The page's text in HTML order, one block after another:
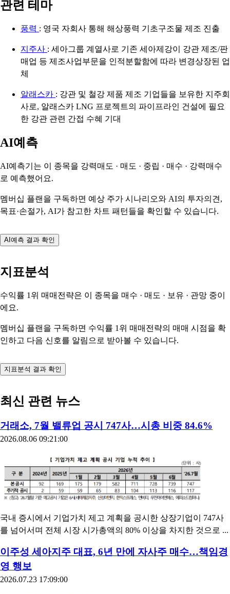
관련 테마
풍력 : 영국 자회사 통해 해상풍력 기초구조물 제조 진출
지주사 : 세아그룹 계열사로 기존 세아제강이 강관 제조/판
매업 등 제조사업부문을 인적분할함에 따라 변경상장된 업
체
알래스카 : 강관 및 철강 제품 제조 기업들을 보유한 지주회
사로, 알래스카 LNG 프로젝트의 파이프라인 건설에 필요
한 강관 관련 간접 수혜 기대
AI예측
AI예측기는 이 종목을 강력매도 · 매도 · 중립 · 매수 · 강력매수
로 예측했어요.
멤버십 플랜을 구독하면 예상 주가 시나리오와 AI의 투자의견,
목표·손절가, AI가 참고한 차트 패턴들을 확인할 수 있습니다.
AI예측 결과 확인
지표분석
수익률 1위 매매전략은 이 종목을 매수 · 매도 · 보유 · 관망 중이
에요.
멤버십 플랜을 구독하면 수익률 1위 매매전략의 매매 시점을 확
인하고 다음 신호를 알림으로 받아볼 수 있습니다.
지표분석 결과 확인
최신 관련 뉴스
거래소, 7월 밸류업 공시 747사…시총 비중 84.6%
2026.08.06 09:21:00
국내 증시에서 기업가치 제고 계획을 공시한 상장기업이 747사
를 넘어서며 전체 시장 시가총액의 80% 이상을 차지한 것으로 ...
이주성 세아지주 대표, 6년 만에 자사주 매수…책임경
영 행보
2026.07.23 17:09:00